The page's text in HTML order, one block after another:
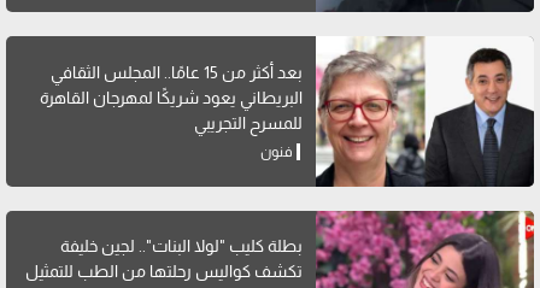
بعد أكثر من 15 عامًا.. المجلس الثقافي
البريطاني يعود شريكًا لمهرجان القاهرة
للمسرح التجريبي
فنون
بطلة كليب "لولا البنات".. لجين خليفة
تكشف كواليس رحلتها من الطب للتمثيل